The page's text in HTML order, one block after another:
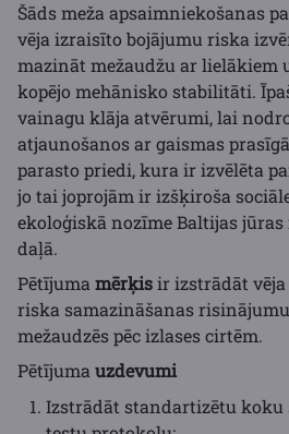
Šāds meža apsaimniekošanas
vēja izraisīto bojājumu riska
mazināt mežaudžu ar lielākiem
kopējo mehānisko stabilitāti.
vainagu klāja atvērumi, lai
atjaunošanos ar gaismas
parasto priedi, kura ir izvēlēta
jo tai joprojām ir izšķiroša
ekoloģiskā nozīme Baltijas
daļā.
Pētījumamērķisir izstrādāt
riska samazināšanas
mežaudzēs pēc izlases cirtēm.
Pētījumauzdevumi
Izstrādāt standartizētu